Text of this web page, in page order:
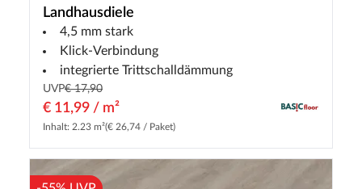
Landhausdiele
4,5 mm stark
Klick-Verbindung
integrierte Trittschalldämmung
UVP€ 17,90
€ 11,99 / m²
Inhalt: 2.23 m²(€ 26,74 / Paket)